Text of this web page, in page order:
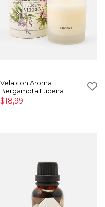
Vela con Aroma
Bergamota Lucena
$18,99